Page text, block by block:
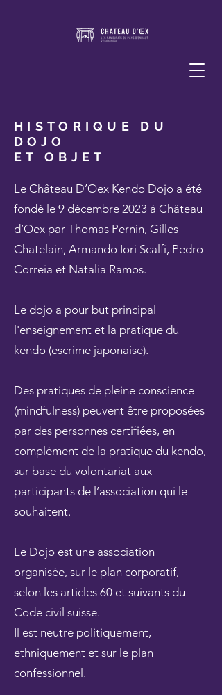
HISTORIQUE DU
DOJO
ET OBJET
Le Château D’Oex Kendo Dojo a été
fondé le 9 décembre 2023 à Château
d’Oex par Thomas Pernin, Gilles
Chatelain, Armando Iori Scalfi, Pedro
Correia et Natalia Ramos.
Le dojo a pour but principal
l'enseignement et la pratique du
kendo (escrime japonaise).
Des pratiques de pleine conscience
(mindfulness) peuvent être proposées
par des personnes certifiées, en
complément de la pratique du kendo,
sur base du volontariat aux
participants de l’association qui le
souhaitent.
Le Dojo est une association
organisée, sur le plan corporatif,
selon les articles 60 et suivants du
Code civil suisse.
Il est neutre politiquement,
ethniquement et sur le plan
confessionnel.